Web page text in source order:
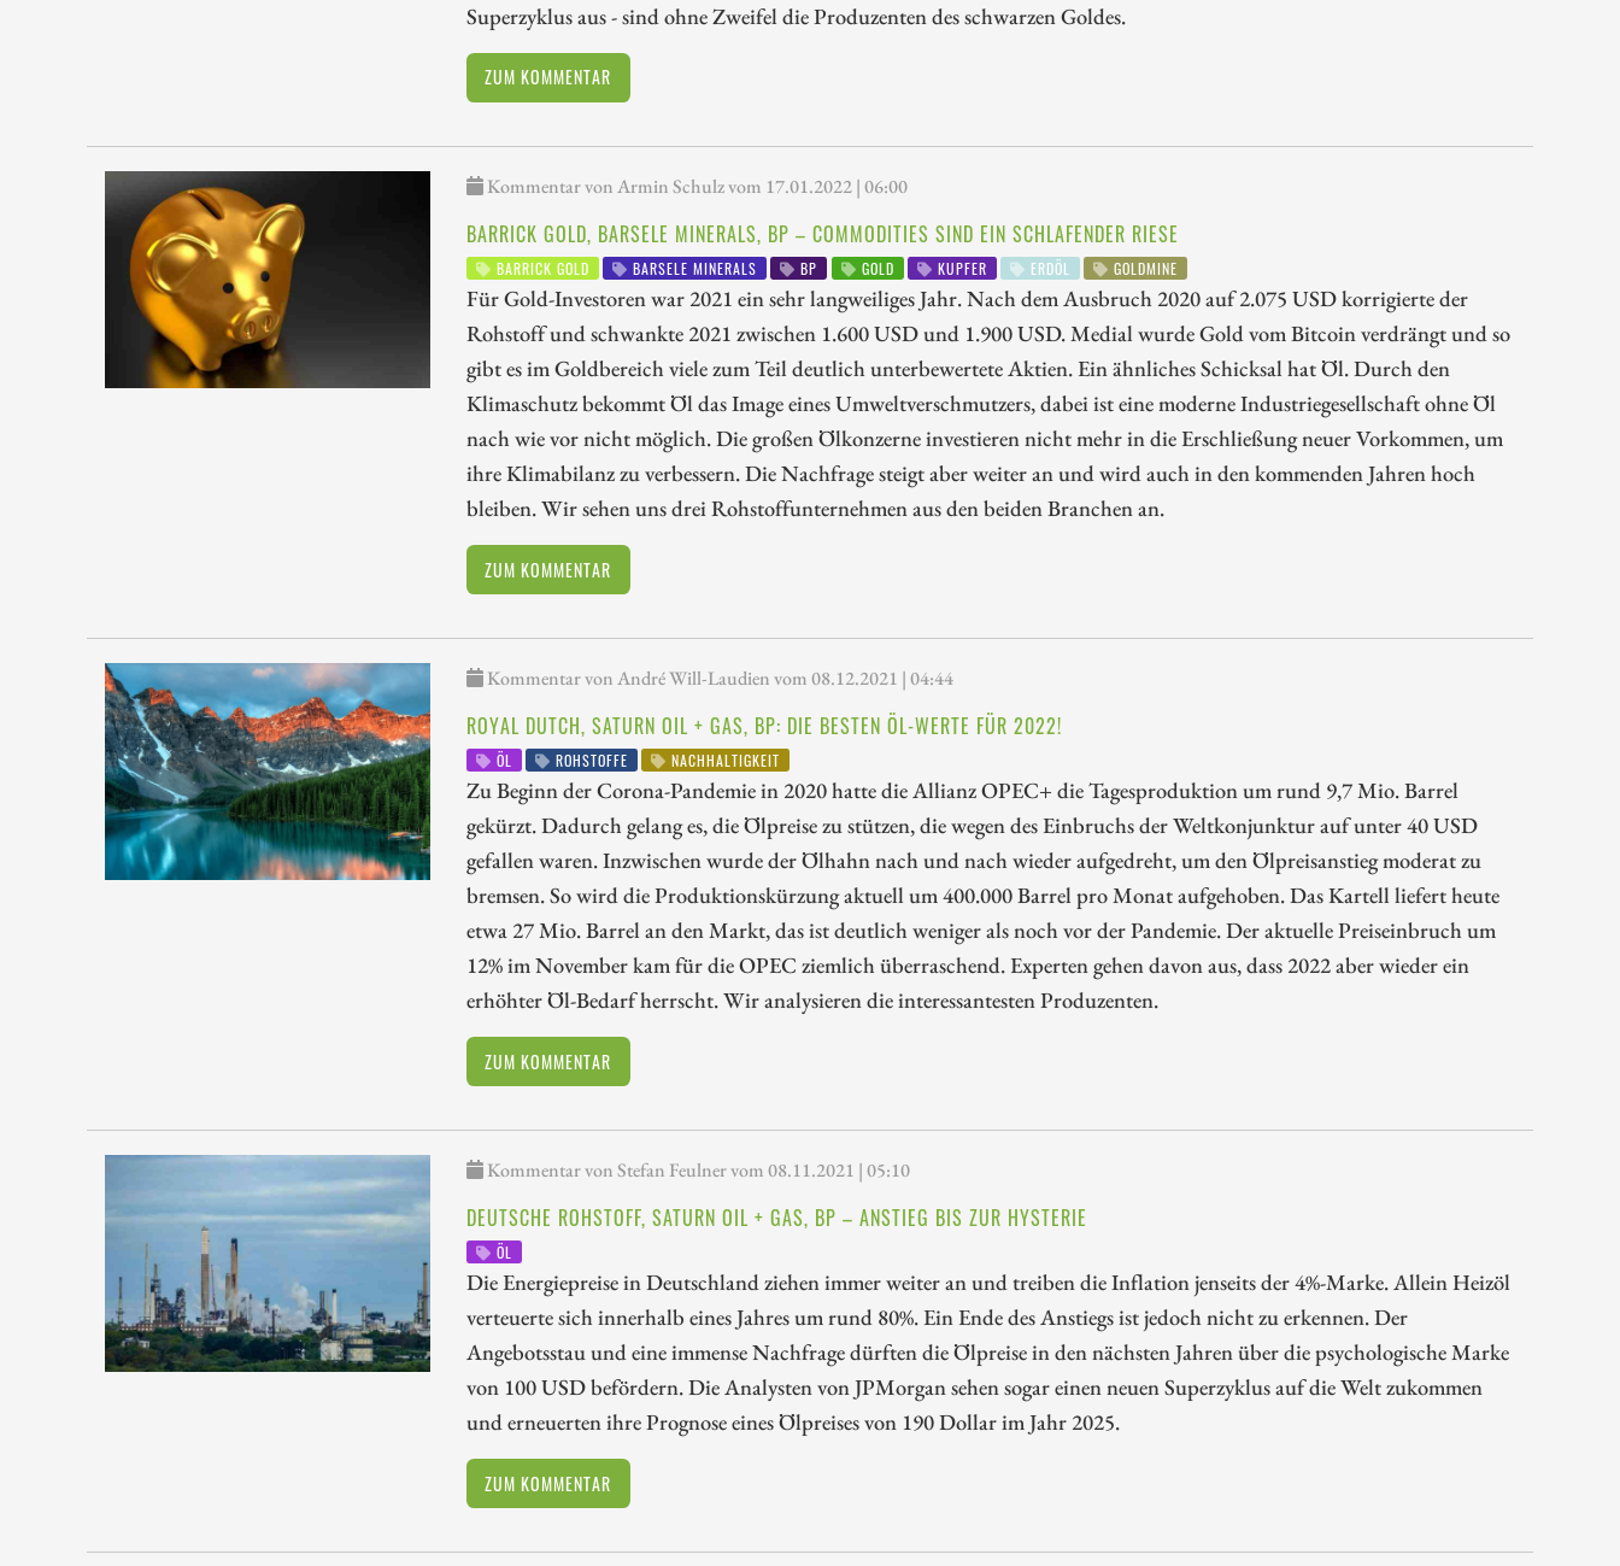
Superzyklus aus - sind ohne Zweifel die Produzenten des schwarzen Goldes.
ZUM KOMMENTAR
Kommentar von Armin Schulz vom 17.01.2022 | 06:00
BARRICK GOLD, BARSELE MINERALS, BP – COMMODITIES SIND EIN SCHLAFENDER RIESE
BARRICK GOLD BARSELE MINERALS BP GOLD KUPFER ERDÖL GOLDMINE
Für Gold-Investoren war 2021 ein sehr langweiliges Jahr. Nach dem Ausbruch 2020 auf 2.075 USD korrigierte der
Rohstoff und schwankte 2021 zwischen 1.600 USD und 1.900 USD. Medial wurde Gold vom Bitcoin verdrängt und so
gibt es im Goldbereich viele zum Teil deutlich unterbewertete Aktien. Ein ähnliches Schicksal hat Öl. Durch den
Klimaschutz bekommt Öl das Image eines Umweltverschmutzers, dabei ist eine moderne Industriegesellschaft ohne Öl
nach wie vor nicht möglich. Die großen Ölkonzerne investieren nicht mehr in die Erschließung neuer Vorkommen, um
ihre Klimabilanz zu verbessern. Die Nachfrage steigt aber weiter an und wird auch in den kommenden Jahren hoch
bleiben. Wir sehen uns drei Rohstoffunternehmen aus den beiden Branchen an.
ZUM KOMMENTAR
Kommentar von André Will-Laudien vom 08.12.2021 | 04:44
ROYAL DUTCH, SATURN OIL + GAS, BP: DIE BESTEN ÖL-WERTE FÜR 2022!
ÖL ROHSTOFFE NACHHALTIGKEIT
Zu Beginn der Corona-Pandemie in 2020 hatte die Allianz OPEC+ die Tagesproduktion um rund 9,7 Mio. Barrel
gekürzt. Dadurch gelang es, die Ölpreise zu stützen, die wegen des Einbruchs der Weltkonjunktur auf unter 40 USD
gefallen waren. Inzwischen wurde der Ölhahn nach und nach wieder aufgedreht, um den Ölpreisanstieg moderat zu
bremsen. So wird die Produktionskürzung aktuell um 400.000 Barrel pro Monat aufgehoben. Das Kartell liefert heute
etwa 27 Mio. Barrel an den Markt, das ist deutlich weniger als noch vor der Pandemie. Der aktuelle Preiseinbruch um
12% im November kam für die OPEC ziemlich überraschend. Experten gehen davon aus, dass 2022 aber wieder ein
erhöhter Öl-Bedarf herrscht. Wir analysieren die interessantesten Produzenten.
ZUM KOMMENTAR
Kommentar von Stefan Feulner vom 08.11.2021 | 05:10
DEUTSCHE ROHSTOFF, SATURN OIL + GAS, BP – ANSTIEG BIS ZUR HYSTERIE
ÖL
Die Energiepreise in Deutschland ziehen immer weiter an und treiben die Inflation jenseits der 4%-Marke. Allein Heizöl
verteuerte sich innerhalb eines Jahres um rund 80%. Ein Ende des Anstiegs ist jedoch nicht zu erkennen. Der
Angebotsstau und eine immense Nachfrage dürften die Ölpreise in den nächsten Jahren über die psychologische Marke
von 100 USD befördern. Die Analysten von JPMorgan sehen sogar einen neuen Superzyklus auf die Welt zukommen
und erneuerten ihre Prognose eines Ölpreises von 190 Dollar im Jahr 2025.
ZUM KOMMENTAR